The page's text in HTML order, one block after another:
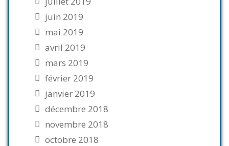
juin 2019
mai 2019
avril 2019
mars 2019
février 2019
janvier 2019
décembre 2018
novembre 2018
octobre 2018